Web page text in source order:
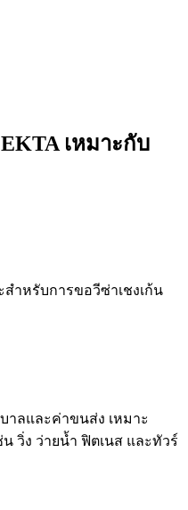
เหมาะกับ
ำหรับการขอวีซ่าเชงเก้น
ลและค่าขนส่ง เหมาะ
วิ่ง ว่ายน้ำ ฟิตเนส และทัวร์